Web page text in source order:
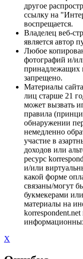
другое
ссылку на
воспрещается.
Владелец веб-
является автор
Любое
фотографий и/
принадлежащих
запрещено.
Материалы
лиц старше 21
может вызвать
правила
обнаружении
немедленно
участие в
доходов или
ресурс
и/или
какой форме
связаны/могут
букмекерами
материалы на
X